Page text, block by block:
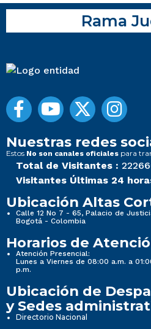
Rama
Nuestras redes
Estos No son canales oficiales para
Total de Visitantes :
Visitantes Últimas 24
Ubicación Altas
Calle 12 No 7 - 65, Palacio de
Bogotá - Colombia
Horarios de
Atención Presencial:
Lunes a Viernes de 08:00 a.m. a
p.m.
Ubicación de
y Sedes
Directorio Nacional